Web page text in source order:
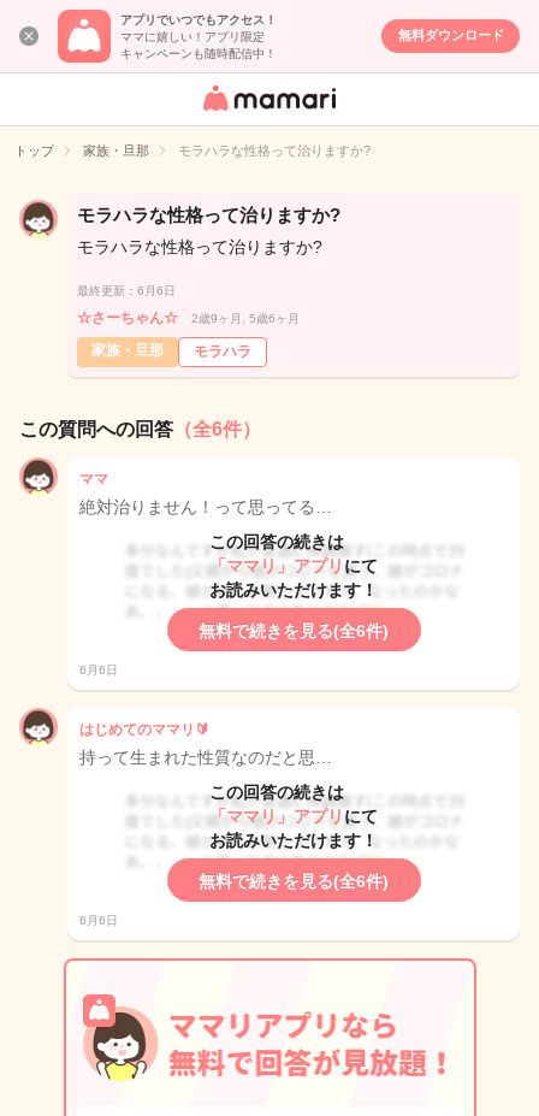
アプリでいつでもアクセス！
ママに嬉しい！アプリ限定
キャンペーンも随時配信中！
無料ダウンロード
女性専用匿名QA
イト
トップ 家族・旦那 モラハラな性格って治りますか?
モラハラな性格って治りますか?
モラハラな性格って治りますか?
最終更新：6月6日
☆さーちゃん☆ 2歳9ヶ月, 5歳6ヶ月
家族・旦那 モラハラ
この質問への回答 （全6件）
ママ
絶対治りません！って思ってる…
この回答の続きは
「ママリ」アプリ にて
お読みいただけます！
無料で続きを見る(全6件)
6月6日
はじめてのママリ🔰
持って生まれた性質なのだと思…
この回答の続きは
「ママリ」アプリ にて
お読みいただけます！
無料で続きを見る(全6件)
6月6日